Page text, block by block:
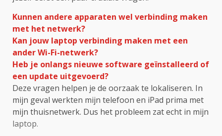
Kunnen andere apparaten wel verbinding maken
met het netwerk?
Kan jouw laptop verbinding maken met een
ander Wi-Fi-netwerk?
Heb je onlangs nieuwe software geïnstalleerd of
een update uitgevoerd?
Deze vragen helpen je de oorzaak te lokaliseren. In
mijn geval werkten mijn telefoon en iPad prima met
mijn thuisnetwerk. Dus het probleem zat echt in mijn
laptop.